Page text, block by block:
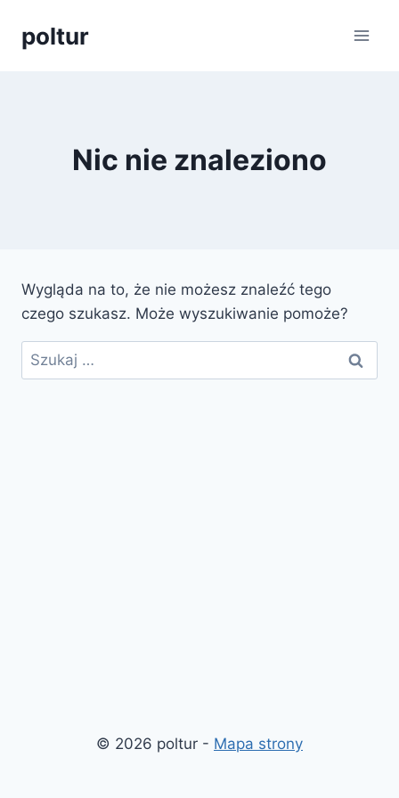
poltur
Nic nie znaleziono
Wygląda na to, że nie możesz znaleźć tego
czego szukasz. Może wyszukiwanie pomoże?
Szukaj:
© 2026 poltur - Mapa strony